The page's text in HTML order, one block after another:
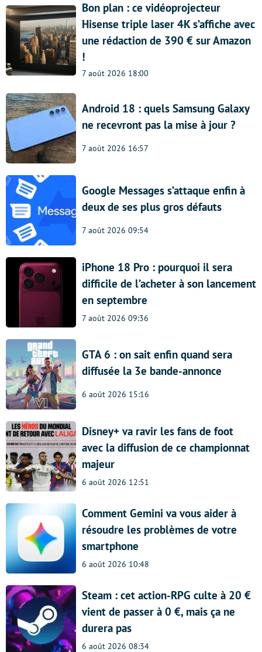
Bon plan : ce vidéoprojecteur
Hisense triple laser 4K s’affiche avec
une rédaction de 390 € sur Amazon
!
7 août 2026 18:00
Android 18 : quels Samsung Galaxy
ne recevront pas la mise à jour ?
7 août 2026 16:57
Google Messages s’attaque enfin à
deux de ses plus gros défauts
7 août 2026 09:54
iPhone 18 Pro : pourquoi il sera
difficile de l’acheter à son lancement
en septembre
7 août 2026 09:36
GTA 6 : on sait enfin quand sera
diffusée la 3e bande-annonce
6 août 2026 15:16
Disney+ va ravir les fans de foot
avec la diffusion de ce championnat
majeur
6 août 2026 12:51
Comment Gemini va vous aider à
résoudre les problèmes de votre
smartphone
6 août 2026 10:48
Steam : cet action-RPG culte à 20 €
vient de passer à 0 €, mais ça ne
durera pas
6 août 2026 08:34